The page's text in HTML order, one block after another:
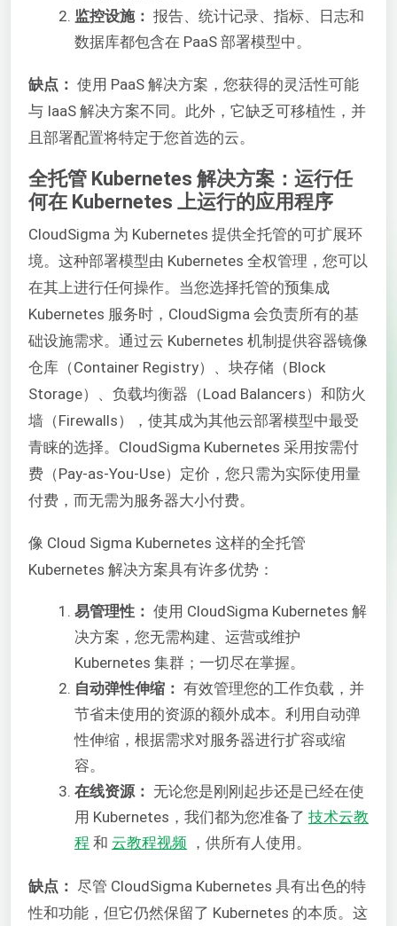
监控设施： 报告、统计记录、指标、日志和
数据库都包含在 PaaS 部署模型中。
缺点： 使用 PaaS 解决方案，您获得的灵活性可能
与 IaaS 解决方案不同。此外，它缺乏可移植性，并
且部署配置将特定于您首选的云。
全托管 Kubernetes 解决方案：运行任
何在 Kubernetes 上运行的应用程序
CloudSigma 为 Kubernetes 提供全托管的可扩展环
境。这种部署模型由 Kubernetes 全权管理，您可以
在其上进行任何操作。当您选择托管的预集成
Kubernetes 服务时，CloudSigma 会负责所有的基
础设施需求。通过云 Kubernetes 机制提供容器镜像
仓库（Container Registry）、块存储（Block
Storage）、负载均衡器（Load Balancers）和防火
墙（Firewalls），使其成为其他云部署模型中最受
青睐的选择。CloudSigma Kubernetes 采用按需付
费（Pay-as-You-Use）定价，您只需为实际使用量
付费，而无需为服务器大小付费。
像 Cloud Sigma Kubernetes 这样的全托管
Kubernetes 解决方案具有许多优势：
易管理性： 使用 CloudSigma Kubernetes 解
决方案，您无需构建、运营或维护
Kubernetes 集群；一切尽在掌握。
自动弹性伸缩： 有效管理您的工作负载，并
节省未使用的资源的额外成本。利用自动弹
性伸缩，根据需求对服务器进行扩容或缩
容。
在线资源： 无论您是刚刚起步还是已经在使
用 Kubernetes，我们都为您准备了 技术云教
程 和 云教程视频 ，供所有人使用。
缺点： 尽管 CloudSigma Kubernetes 具有出色的特
性和功能，但它仍然保留了 Kubernetes 的本质。这